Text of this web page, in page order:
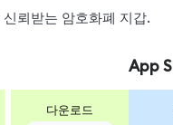
뢰받는 암호화폐 지갑.
다운로드
App